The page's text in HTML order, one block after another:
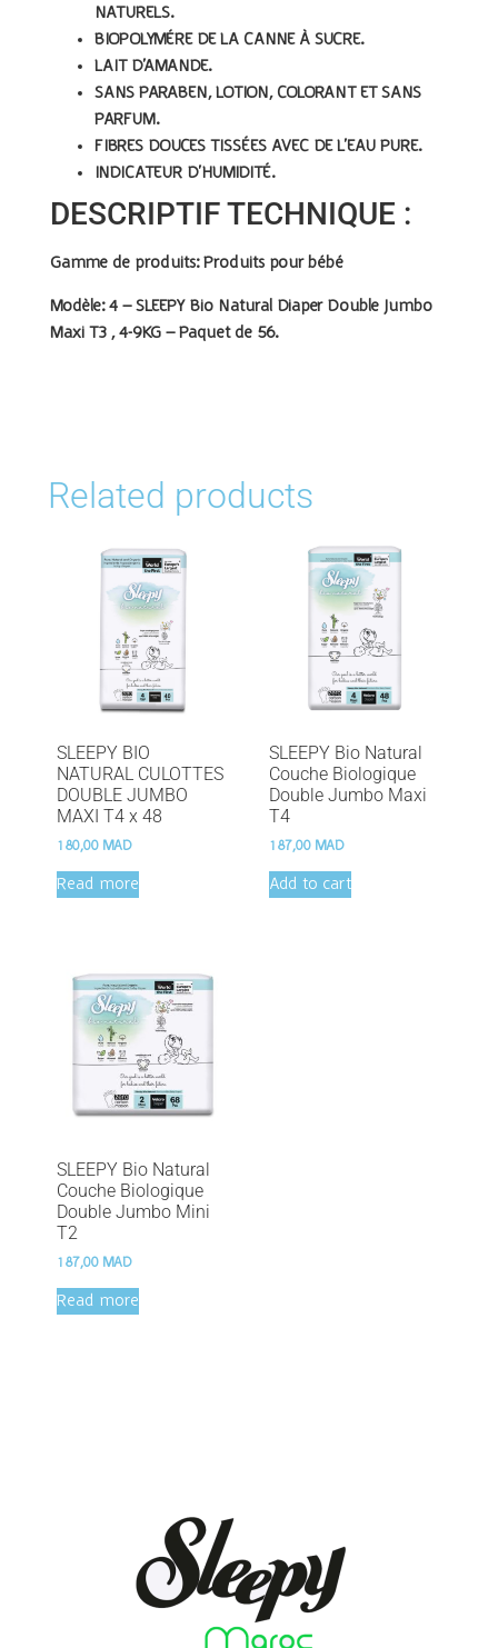
NATURELS.
BIOPOLYMÉRE DE LA CANNE À SUCRE.
LAIT D’AMANDE.
SANS PARABEN, LOTION, COLORANT ET SANS
PARFUM.
FIBRES DOUCES TISSÉES AVEC DE L’EAU PURE.
INDICATEUR D’HUMIDITÉ.
DESCRIPTIF TECHNIQUE :
Gamme de produits:Produits pour bébé
Modèle: 4 –SLEEPY Bio Natural Diaper Double Jumbo
Maxi T3 , 4-9KG – Paquet de 56.
Related products
SLEEPY BIO
NATURAL CULOTTES
DOUBLE JUMBO
MAXI T4 x 48
180,00 MAD
Read more
SLEEPY Bio Natural
Couche Biologique
Double Jumbo Maxi
T4
187,00 MAD
Add to cart
SLEEPY Bio Natural
Couche Biologique
Double Jumbo Mini
T2
187,00 MAD
Read more